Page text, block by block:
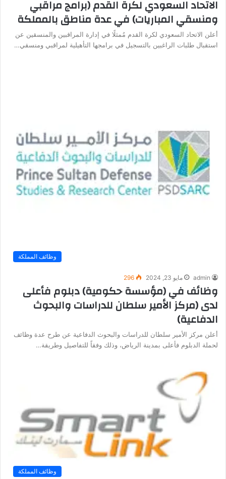
الاتحاد السعودي لكرة القدم (برامج مراقبي
ومنسقي المباريات) في عدة مناطق بالمملكة
أعلن الاتحاد السعودي لكرة القدم مُمثلًا في إدارة المراقبين والمنسقين عن
استقبال طلبات الراغبين بالتسجيل في برامجها التأهيلية لمراقبي ومنسقي…
وظائف المملكة
admin مايو 23, 2024 296
وظائف في (مؤسسة حكومية) دبلوم فأعلى
لدى (مركز الأمير سلطان للدراسات والبحوث
الدفاعية)
أعلن مركز الأمير سلطان للدراسات والبحوث الدفاعية عن طرح عدة وظائف
لحملة الدبلوم فأعلى بمدينة الرياض، وذلك وفقاً للتفاصيل وطريقة…
وظائف المملكة